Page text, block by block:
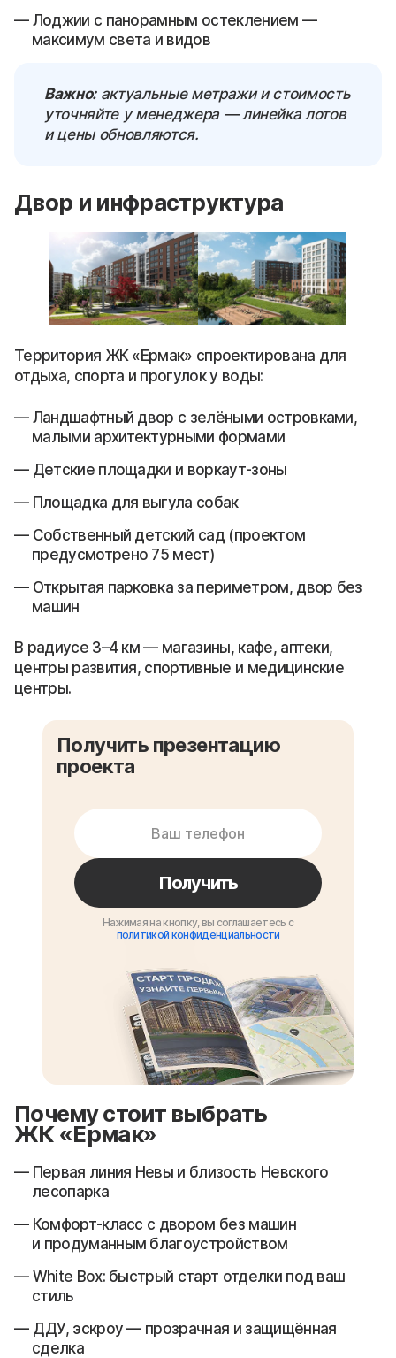
Лоджии с панорамным остеклением —
максимум света и видов
Важно:актуальные метражи и стоимость
уточняйте у менеджера — линейка лотов
и цены обновляются.
Двор и инфраструктура
Территория ЖК «Ермак» спроектирована для
отдыха, спорта и прогулок у воды:
Ландшафтный двор с зелёными островками,
малыми архитектурными формами
Детские площадки и воркаут-зоны
Площадка для выгула собак
Собственный детский сад (проектом
предусмотрено 75 мест)
Открытая парковка за периметром, двор без
машин
В радиусе 3–4 км — магазины, кафе, аптеки,
центры развития, спортивные и медицинские
центры.
Получить презентацию
проекта
Получить
Нажимая на кнопку, вы соглашаетесь с
политикой конфиденциальности
Почему стоит выбрать
ЖК «Ермак»
Первая линия Невы и близость Невского
лесопарка
Комфорт-класс с двором без машин
и продуманным благоустройством
White Box: быстрый старт отделки под ваш
стиль
ДДУ, эскроу — прозрачная и защищённая
сделка